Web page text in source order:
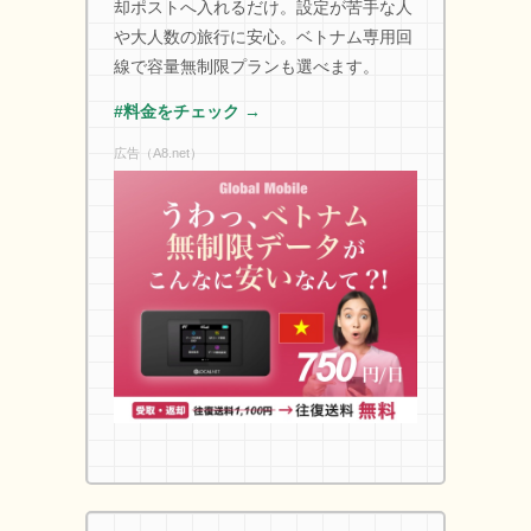
却ポストへ入れるだけ。設定が苦手な人
や大人数の旅行に安心。ベトナム専用回
線で容量無制限プランも選べます。
#料金をチェック →
広告（A8.net）